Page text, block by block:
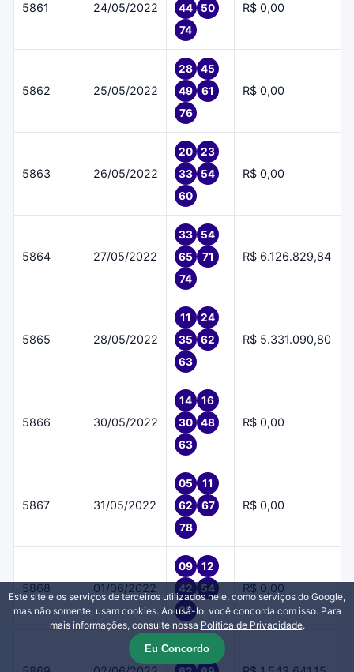
5861 24/05/2022
44
50
74
R$ 0,00
5862 25/05/2022
28
45
49
61
76
R$ 0,00
5863 26/05/2022
20
23
33
54
60
R$ 0,00
5864 27/05/2022
33
54
65
71
74
R$ 6.126.829,84
5865 28/05/2022
11
24
35
62
63
R$ 5.331.090,80
5866 30/05/2022
14
16
30
48
63
R$ 0,00
5867 31/05/2022
05
11
62
67
78
R$ 0,00
5868 01/06/2022
09
12
42
54
62
R$ 0,00
51
56
Este site e os serviços de terceiros utilizados nele, como serviços do Google,
mas não somente, usam cookies. Ao usá-lo, você concorda com isso. Para
mais informações, consulte nossa Política de Privacidade.
Eu Concordo